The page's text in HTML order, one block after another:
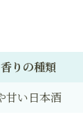
香りの種類
甘い日本酒